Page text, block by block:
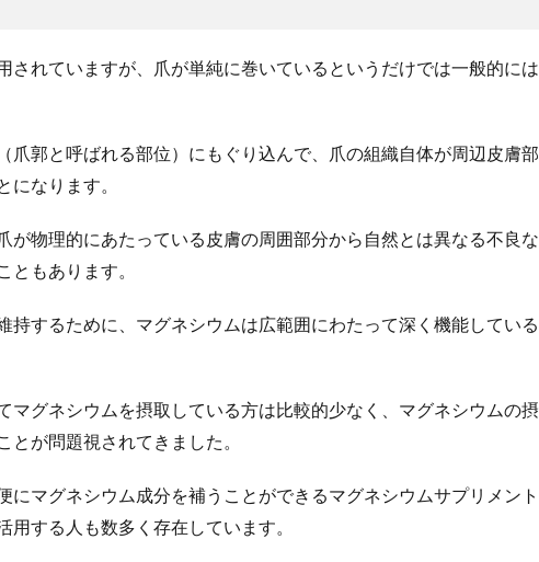
されていますが、爪が単純に巻いているというだけでは一般的には
爪郭と呼ばれる部位）にもぐり込んで、爪の組織自体が周辺皮膚部
なります。
が物理的にあたっている皮膚の周囲部分から自然とは異なる不良な
もあります。
持するために、マグネシウムは広範囲にわたって深く機能している
グネシウムを摂取している方は比較的少なく、マグネシウムの摂
が問題視されてきました。
マグネシウム成分を補うことができるマグネシウムサプリメント
する人も数多く存在しています。